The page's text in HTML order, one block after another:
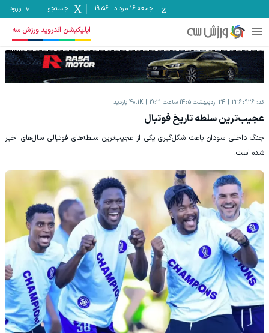
جمعه ۱۶ مرداد -
19:56 جستجو ورود
اپلیکیشن اندروید ورزش سه
کد: 2360926 24 اردیبهشت 1405 ساعت 19:21 40.1K بازدید
عجیب‌ترین سلطه تاریخ فوتبال
جنگ داخلی سودان باعث شکل‌گیری یکی از عجیب‌ترین سلطه‌های فوتبالی سال‌های اخیر
شده است.